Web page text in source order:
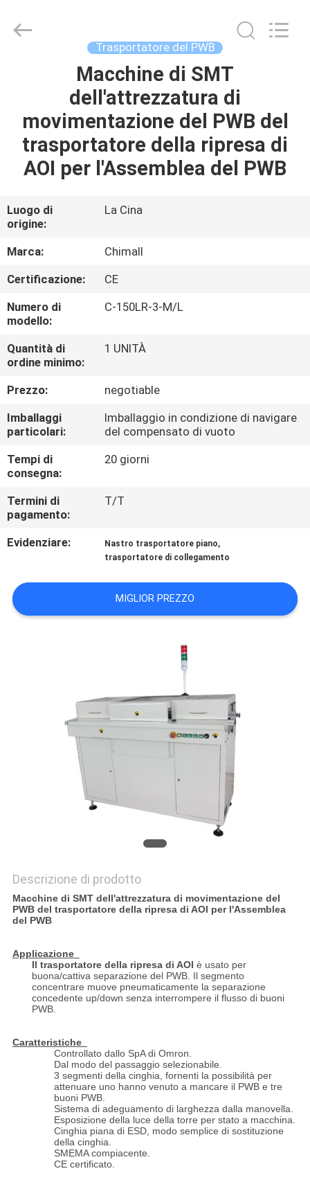
PRODOTTI
CIRCA
GIRO
DELLA
FABBRICA
CONTROLLO
DI
QUALITÀ
CONTATTICI
RICHIEDA
UNA
CITAZIONE
MAPPA
SITO
Technology
Trasportatore del PWB
Macchine di SMT
dell'attrezzatura di
movimentazione del PWB del
trasportatore della ripresa di
AOI per l'Assemblea del PWB
Luogo di
origine:
La Cina
Marca:
Chimall
Certificazione:
CE
Numero di
modello:
C-150LR-3-M/L
Quantità di
ordine minimo:
1 UNITÀ
Prezzo:
negotiable
Imballaggi
particolari:
Imballaggio in condizione di navigare
del compensato di vuoto
Tempi di
consegna:
20 giorni
Termini di
pagamento:
T/T
Evidenziare: Nastro trasportatore piano,
trasportatore di collegamento
MIGLIOR PREZZO
Descrizione di prodotto
Macchine di SMT dell'attrezzatura di movimentazione del
PWB del trasportatore della ripresa di AOI per l'Assemblea
del PWB
Applicazione
Il trasportatore della ripresa di AOI è usato per
buona/cattiva separazione del PWB. Il segmento
concentrare muove pneumaticamente la separazione
concedente up/down senza interrompere il flusso di buoni
PWB.
Caratteristiche
Controllato dallo SpA di Omron.
Dal modo del passaggio selezionabile.
3 segmenti della cinghia, fornenti la possibilità per
attenuare uno hanno venuto a mancare il PWB e tre
buoni PWB.
Sistema di adeguamento di larghezza dalla manovella.
Esposizione della luce della torre per stato a macchina.
Cinghia piana di ESD, modo semplice di sostituzione
della cinghia.
SMEMA compiacente.
CE certificato.